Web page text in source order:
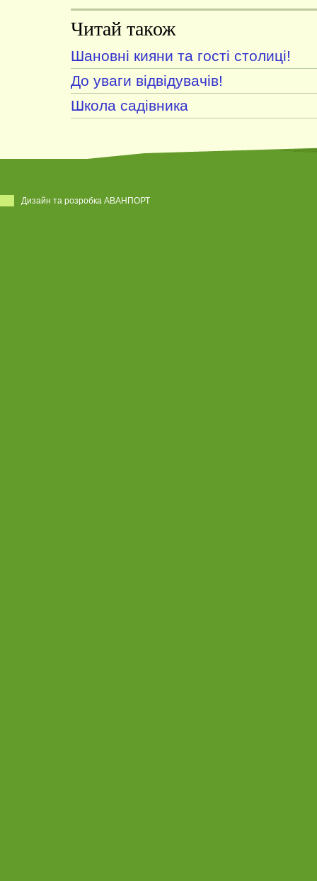
Читай також
Шановні кияни та гості столиці!
До уваги відвідувачів!
Школа садівника
Дизайн та розробка АВАНПОРТ